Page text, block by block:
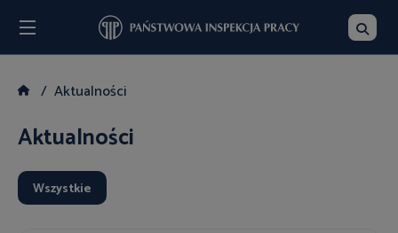
Aktualności
Aktualności
Wszystkie
Szukaj